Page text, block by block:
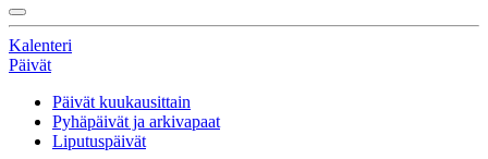
Kalenteri
Päivät
Päivät kuukausittain
Pyhäpäivät ja arkivapaat
Liputuspäivät